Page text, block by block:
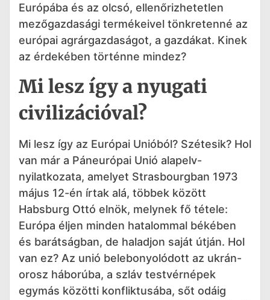
Európába és az olcsó, ellenőrizhetetlen
mezőgazdasági termékeivel tönkretenné az
európai agrárgazdaságot, a gazdákat. Kinek
az érdekében történne mindez?
Mi lesz így a nyugati
civilizációval?
Mi lesz így az Európai Unióból? Szétesik? Hol
van már a Páneurópai Unió alapelv-
nyilatkozata, amelyet Strasbourgban 1973
május 12-én írtak alá, többek között
Habsburg Ottó elnök, melynek fő tétele:
Európa éljen minden hatalommal békében
és barátságban, de haladjon saját útján. Hol
van ez? Az unió belebonyolódott az ukrán-
orosz háborúba, a szláv testvérnépek
egymás közötti konfliktusába, sőt odáig